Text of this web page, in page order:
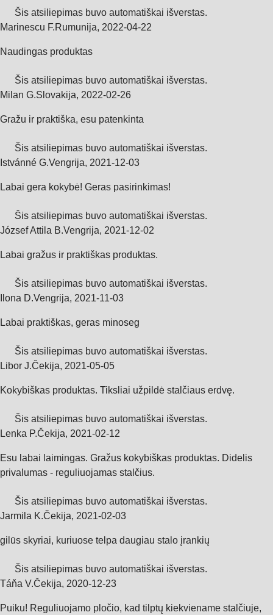
Šis atsiliepimas buvo automatiškai išverstas.
Marinescu F.Rumunija, 2022‑04‑22
Naudingas produktas
Šis atsiliepimas buvo automatiškai išverstas.
Milan G.Slovakija, 2022‑02‑26
Gražu ir praktiška, esu patenkinta
Šis atsiliepimas buvo automatiškai išverstas.
Istvánné G.Vengrija, 2021‑12‑03
Labai gera kokybė! Geras pasirinkimas!
Šis atsiliepimas buvo automatiškai išverstas.
József Attila B.Vengrija, 2021‑12‑02
Labai gražus ir praktiškas produktas.
Šis atsiliepimas buvo automatiškai išverstas.
Ilona D.Vengrija, 2021‑11‑03
Labai praktiškas, geras minoseg
Šis atsiliepimas buvo automatiškai išverstas.
Libor J.Čekija, 2021‑05‑05
Kokybiškas produktas. Tiksliai užpildė stalčiaus erdvę.
Šis atsiliepimas buvo automatiškai išverstas.
Lenka P.Čekija, 2021‑02‑12
Esu labai laimingas. Gražus kokybiškas produktas. Didelis
privalumas - reguliuojamas stalčius.
Šis atsiliepimas buvo automatiškai išverstas.
Jarmila K.Čekija, 2021‑02‑03
gilūs skyriai, kuriuose telpa daugiau stalo įrankių
Šis atsiliepimas buvo automatiškai išverstas.
Táňa V.Čekija, 2020‑12‑23
Puiku! Reguliuojamo pločio, kad tilptų kiekviename stalčiuje,